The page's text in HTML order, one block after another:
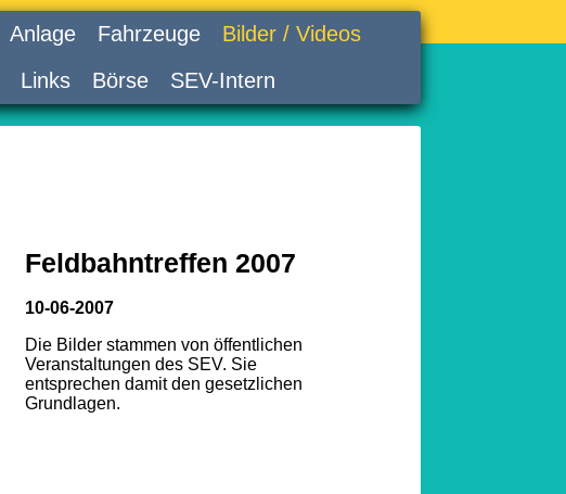
Anlage Fahrzeuge
Bilder / Videos
Links Börse SEV-Intern
Feldbahntreffen 2007
10-06-2007
Die Bilder stammen von öffentlichen
Veranstaltungen des SEV. Sie
entsprechen damit den gesetzlichen
Grundlagen.